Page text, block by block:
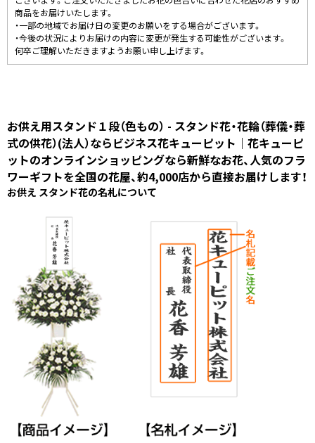
商品をお届けいたします。
・一部の地域でお届け日の変更のお願いをする場合がございます。
・今後の状況によりお届けの内容に変更が発生する可能性がございます。
何卒ご理解いただきますようお願い申し上げます。
お供え用スタンド１段（色もの） - スタンド花・花輪（葬儀・葬
式の供花）(法人）ならビジネス花キューピット｜花キューピ
ットのオンラインショッピングなら新鮮なお花、人気のフラ
ワーギフトを全国の花屋、約4,000店から直接お届けします！
お供え スタンド花の名札について